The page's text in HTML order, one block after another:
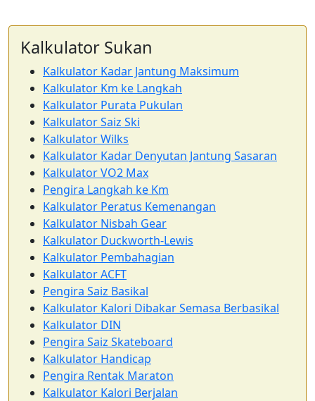
Kalkulator Sukan
Kalkulator Kadar Jantung Maksimum
Kalkulator Km ke Langkah
Kalkulator Purata Pukulan
Kalkulator Saiz Ski
Kalkulator Wilks
Kalkulator Kadar Denyutan Jantung Sasaran
Kalkulator VO2 Max
Pengira Langkah ke Km
Kalkulator Peratus Kemenangan
Kalkulator Nisbah Gear
Kalkulator Duckworth-Lewis
Kalkulator Pembahagian
Kalkulator ACFT
Pengira Saiz Basikal
Kalkulator Kalori Dibakar Semasa Berbasikal
Kalkulator DIN
Pengira Saiz Skateboard
Kalkulator Handicap
Pengira Rentak Maraton
Kalkulator Kalori Berjalan